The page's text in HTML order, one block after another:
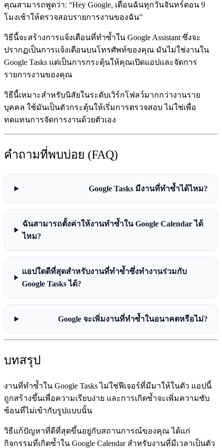
คุณสามารถพูดว่า: “Hey Google, เตือนฉันทุกวันจันทร์ตอน 9
โมงเช้าให้ตรวจสอบรายการงานของฉัน”
วิธีนี้จะสร้างการแจ้งเตือนที่ทำซ้ำใน Google Assistant ซึ่งจะ
ปรากฏเป็นการแจ้งเตือนบนโทรศัพท์ของคุณ มันไม่ใช่งานใน
Google Tasks แต่เป็นการกระตุ้นให้คุณเปิดแอปและจัดการ
รายการงานของคุณ
วิธีนี้เหมาะสำหรับนิสัยในระดับเวิร์กโฟลว์มากกว่างานราย
บุคคล ใช้มันเป็นตัวกระตุ้นให้เริ่มการตรวจสอบ ไม่ใช่เพื่อ
ทดแทนการจัดการงานด้วยตัวเอง
คำถามที่พบบ่อย (FAQ)
Google Tasks มีงานที่ทำซ้ำได้ไหม?
ฉันสามารถตั้งค่าให้งานทำซ้ำใน Google Calendar ได้
ไหม?
แอปใดดีที่สุดสำหรับงานที่ทำซ้ำซึ่งทำงานร่วมกับ
Google Tasks ได้?
Google จะเพิ่มงานที่ทำซ้ำในอนาคตหรือไม่?
บทสรุป
งานที่ทำซ้ำใน Google Tasksไม่ใช่ฟีเจอร์ที่มีมาให้ในตัว แอปนี้
ถูกสร้างขึ้นเพื่อความเรียบง่าย และการเกิดซ้ำจะเพิ่มความซับ
ซ้อนที่ไม่เข้ากับรูปแบบนั้น
วิธีแก้ปัญหาที่ดีที่สุดขึ้นอยู่กับสถานการณ์ของคุณ ได้แก่
กิจกรรมที่เกิดซ้ำใน Google Calendar สำหรับงานที่มีเวลาเป็นตัว